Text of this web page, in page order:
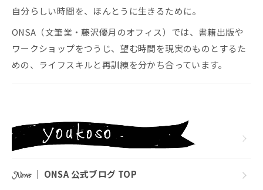
自分らしい時間を、ほんとうに生きるために。
ONSA（文筆業・藤沢優月のオフィス）では、書籍出版や
ワークショップをつうじ、望む時間を現実のものとするた
めの、ライフスキルと再訓練を分かち合っています。
News ｜ ONSA 公式ブログ TOP